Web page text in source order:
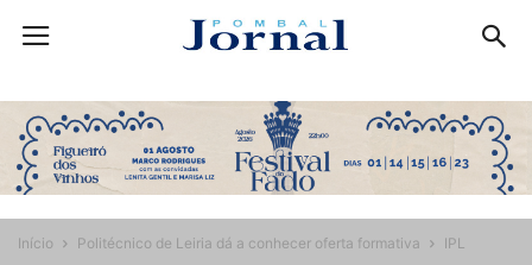
Início Politécnico de Leiria dá a conhecer oferta formativa IPL